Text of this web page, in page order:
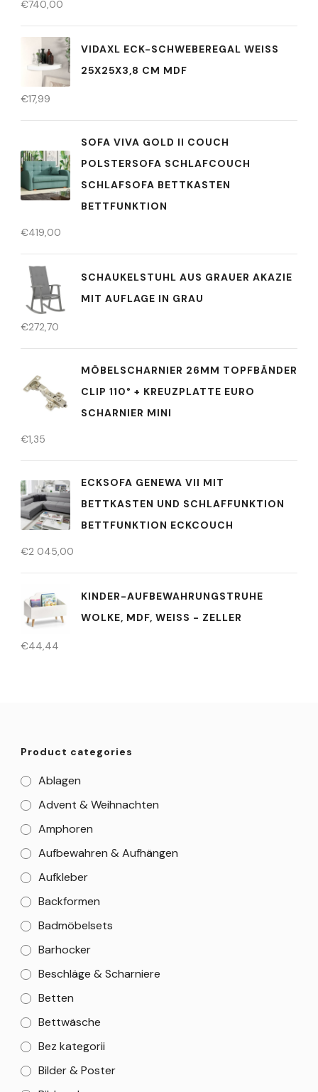
€740,00
VIDAXL ECK-SCHWEBEREGAL WEISS 2
5X25X3,8 CM MDF
€17,99
SOFA VIVA GOLD II COUCH
POLSTERSOFA SCHLAFCOUCH
SCHLAFSOFA BETTKASTEN
BETTFUNKTION
€419,00
SCHAUKELSTUHL AUS GRAUER AKAZIE
MIT AUFLAGE IN GRAU
€272,70
MÖBELSCHARNIER 26MM TOPFBÄNDER
CLIP 110° + KREUZPLATTE EURO
SCHARNIER MINI
€1,35
ECKSOFA GENEWA VII MIT
BETTKASTEN UND SCHLAFFUNKTION
BETTFUNKTION ECKCOUCH
€2 045,00
KINDER-AUFBEWAHRUNGSTRUHE
WOLKE, MDF, WEISS - ZELLER
€44,44
Product categories
Ablagen
Advent & Weihnachten
Amphoren
Aufbewahren & Aufhängen
Aufkleber
Backformen
Badmöbelsets
Barhocker
Beschläge & Scharniere
Betten
Bettwäsche
Bez kategorii
Bilder & Poster